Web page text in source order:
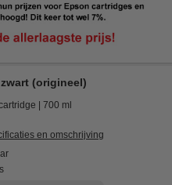
(origineel)
700 ml
en omschrijving